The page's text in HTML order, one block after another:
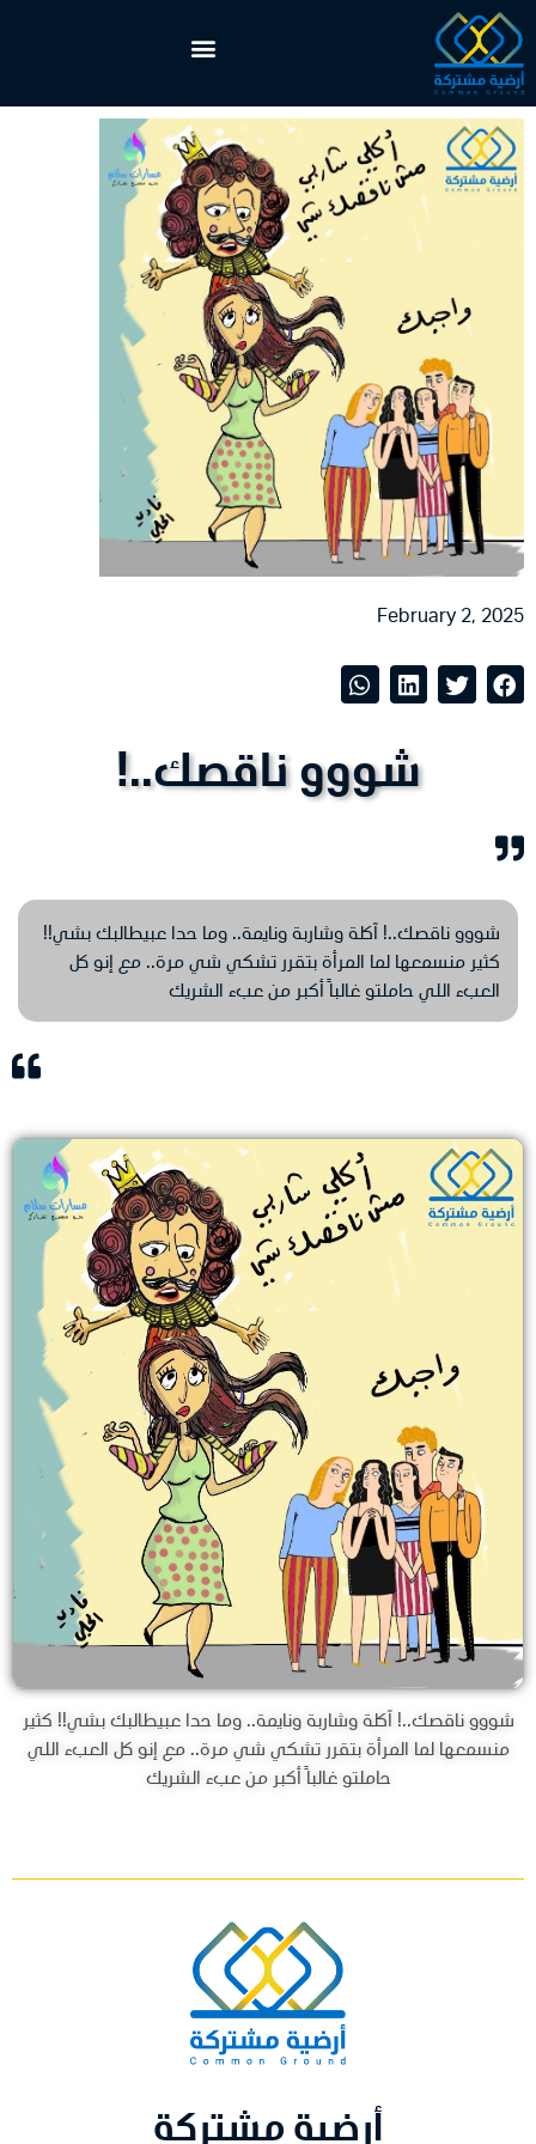
February 2, 2025
شووو ناقصك..!
شووو ناقصك..! آكلة وشاربة ونايمة.. وما حدا عبيطالبك بشي!!
كثير منسمعها لما المرأة بتقرر تشكي شي مرة.. مع إنو كل
العبء اللي حاملتو غالباً أكبر من عبء الشريك
شووو ناقصك..! آكلة وشاربة ونايمة.. وما حدا عبيطالبك بشي!! كثير
منسمعها لما المرأة بتقرر تشكي شي مرة.. مع إنو كل العبء اللي
حاملتو غالباً أكبر من عبء الشريك
أرضية مشتركة